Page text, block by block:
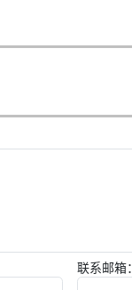
联系邮箱：